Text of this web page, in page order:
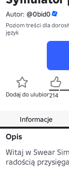
Autor: @0bid0
Poziom treści dla
język
Dodaj do ulubionych
214
Informacje
Opis
Witaj w Swear
radością